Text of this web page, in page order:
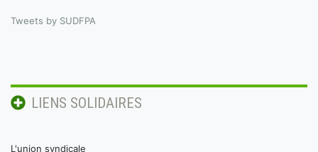
Tweets by SUDFPA
LIENS SOLIDAIRES
L'union syndicale